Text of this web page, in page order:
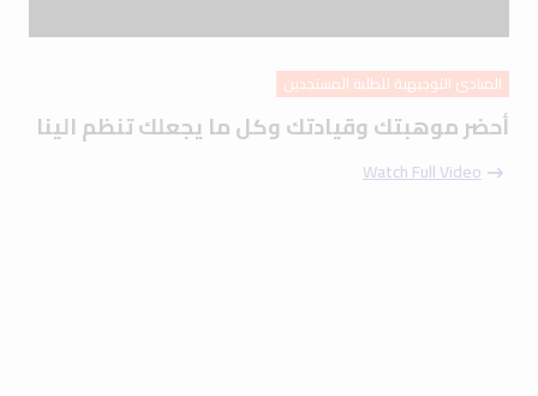
المبادئ التوجيهية للطلبة المستجدين
أحضر موهبتك وقيادتك وكل ما يجعلك تنظم الينا
Watch Full Video